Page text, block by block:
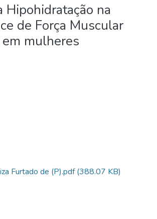
Hipohidratação na
de Força Muscular
mulheres
Furtado de (P).pdf(388.07 KB)